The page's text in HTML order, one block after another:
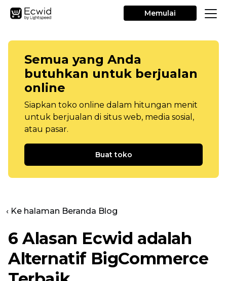
Memulai
Semua yang Anda
butuhkan untuk berjualan
online
Siapkan toko online dalam hitungan menit
untuk berjualan di situs web, media sosial,
atau pasar.
Buat toko
‹ Ke halaman Beranda Blog
6 Alasan Ecwid adalah
Alternatif BigCommerce